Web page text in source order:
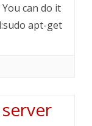
can do it
apt-get